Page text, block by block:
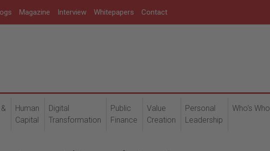
Magazine Interview Whitepapers Contact
Human
Capital
Digital
Transformation
Public
Finance
Value
Creation
Personal
Leadership
Who's Who